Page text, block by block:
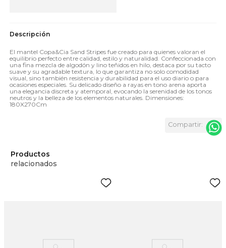
El mantel Copa&Cia Sand Stripes fue creado para quienes valoran el
equilibrio perfecto entre calidad, estilo y naturalidad. Confeccionada con
una fina mezcla de algodón y lino teñidos en hilo, destaca por su tacto
suave y su agradable textura, lo que garantiza no solo comodidad
visual, sino también resistencia y durabilidad para el uso diario o para
ocasiones especiales. Su delicado diseño a rayas en tono arena aporta
una elegancia discreta y atemporal, evocando la serenidad de los tonos
neutros y la belleza de los elementos naturales. Dimensiones:
180X270Cm
Productos
relacionados